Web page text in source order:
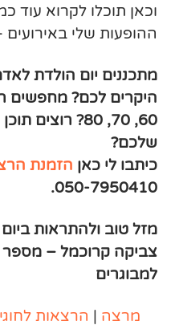
וכאן תוכלו לקרוא עוד
ההופעות שלי באירועים
מתכננים יום הולדת
60, 70, 80?
שלכם?
כיתבו לי כאן הזמנת
050-7950410.
מזל טוב ולהתראות
צביקה קרוכמל – מספר
למבוגרים
מרצה | הרצאות לחוגי